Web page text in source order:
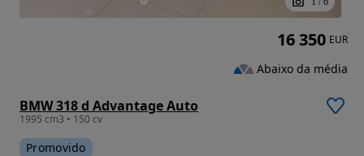
BMW 318 d Advantage Auto
1995 cm3 • 150 cv
Promovido
16 350 EUR
Abaixo da média